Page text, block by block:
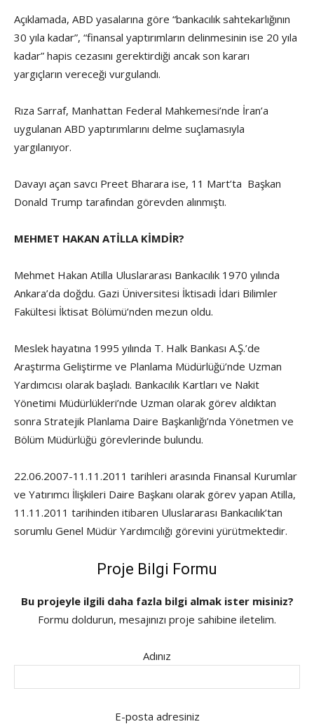
Açıklamada, ABD yasalarına göre “bankacılık sahtekarlığının
30 yıla kadar”, “finansal yaptırımların delinmesinin ise 20 yıla
kadar” hapis cezasını gerektirdiği ancak son kararı
yargıçların vereceği vurgulandı.
Rıza Sarraf, Manhattan Federal Mahkemesi’nde İran’a
uygulanan ABD yaptırımlarını delme suçlamasıyla
yargılanıyor.
Davayı açan savcı Preet Bharara ise, 11 Mart’ta Başkan
Donald Trump tarafından görevden alınmıştı.
MEHMET HAKAN ATİLLA KİMDİR?
Mehmet Hakan Atilla Uluslararası Bankacılık 1970 yılında
Ankara’da doğdu. Gazi Üniversitesi İktisadi İdari Bilimler
Fakültesi İktisat Bölümü’nden mezun oldu.
Meslek hayatına 1995 yılında T. Halk Bankası A.Ş.’de
Araştırma Geliştirme ve Planlama Müdürlüğü’nde Uzman
Yardımcısı olarak başladı. Bankacılık Kartları ve Nakit
Yönetimi Müdürlükleri’nde Uzman olarak görev aldıktan
sonra Stratejik Planlama Daire Başkanlığı’nda Yönetmen ve
Bölüm Müdürlüğü görevlerinde bulundu.
22.06.2007-11.11.2011 tarihleri arasında Finansal Kurumlar
ve Yatırımcı İlişkileri Daire Başkanı olarak görev yapan Atilla,
11.11.2011 tarihinden itibaren Uluslararası Bankacılık’tan
sorumlu Genel Müdür Yardımcılığı görevini yürütmektedir.
Proje Bilgi Formu
Bu projeyle ilgili daha fazla bilgi almak ister misiniz?
Formu doldurun, mesajınızı proje sahibine iletelim.
Adınız
E-posta adresiniz